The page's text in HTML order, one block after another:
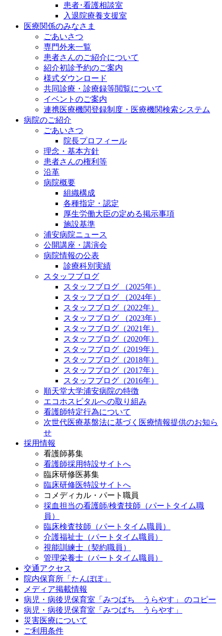
患者･看護相談室
入退院療養支援室
医療関係のみなさま
ごあいさつ
専門外来一覧
患者さんのご紹介について
紹介初診予約のご案内
様式ダウンロード
共同診療・診療録等閲覧について
イベントのご案内
連携医療機関登録制度・医療機関検索システム
病院のご紹介
ごあいさつ
院長プロフィール
理念・基本方針
患者さんの権利等
沿革
病院概要
組織構成
各種指定・認定
厚生労働大臣の定める掲示事項
施設基準
浦安病院ニュース
公開講座・講演会
病院情報の公表
診療科別実績
スタッフブログ
スタッフブログ （2025年）
スタッフブログ （2024年）
スタッフブログ（2022年）
スタッフブログ （2023年）
スタッフブログ（2021年）
スタッフブログ（2020年）
スタッフブログ（2019年）
スタッフブログ（2018年）
スタッフブログ（2017年）
スタッフブログ（2016年）
順天堂大学浦安病院の特徴
エコホスピタルへの取り組み
看護師特定行為について
次世代医療基盤法に基づく医療情報提供のお知ら
せ
採用情報
看護師募集
看護師採用特設サイトへ
臨床研修医募集
臨床研修医特設サイトへ
コメディカル・パート職員
採血担当の看護師/検査技師（パートタイム職
員）
臨床検査技師（パートタイム職員）
介護福祉士（パートタイム職員）
視能訓練士（契約職員）
管理栄養士（パートタイム職員）
交通アクセス
院内保育所「たんぽぽ」
メディア掲載情報
病児・病後児保育室「みつばち うらやす」 のコピー
病児・病後児保育室「みつばち うらやす」
災害医療について
ご利用条件